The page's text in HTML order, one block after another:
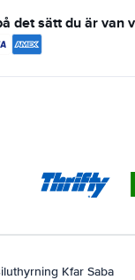
det sätt du är van
Kfar Saba